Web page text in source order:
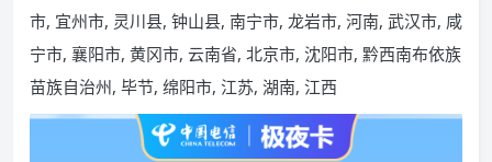
市, 宜州市, 灵川县, 钟山县, 南宁市, 龙岩市, 河南, 武汉市, 咸
宁市, 襄阳市, 黄冈市, 云南省, 北京市, 沈阳市, 黔西南布依族
苗族自治州, 毕节, 绵阳市, 江苏, 湖南, 江西